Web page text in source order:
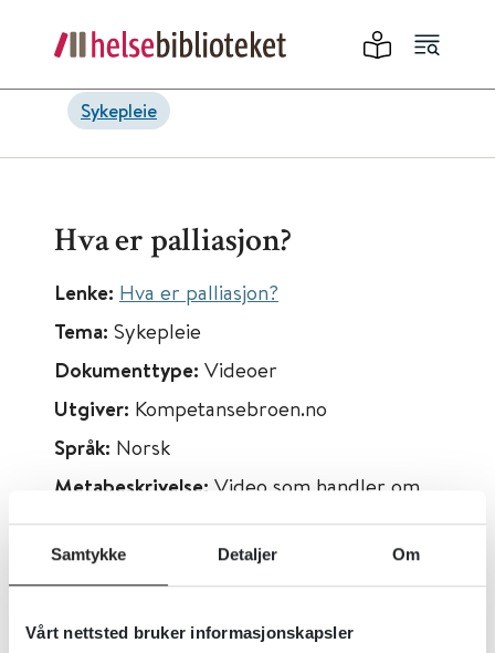
Samtykke Detaljer Om
Vårt nettsted bruker informasjonskapsler
Sykepleie
Hva er palliasjon?
Lenke: Hva er palliasjon?
Tema: Sykepleie
Dokumenttype: Videoer
Utgiver: Kompetansebroen.no
Språk: Norsk
Metabeskrivelse: Video som handler om
hva palliasjon er, og hva som kjennetegner
den palliative pasienten (14:56 min.).